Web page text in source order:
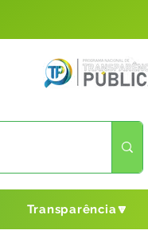
Transparência🔽